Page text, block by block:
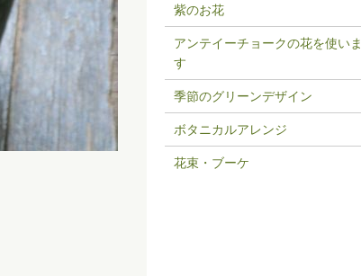
紫のお花
アンテイーチョークの花を使いま
す
季節のグリーンデザイン
ボタニカルアレンジ
花束・ブーケ